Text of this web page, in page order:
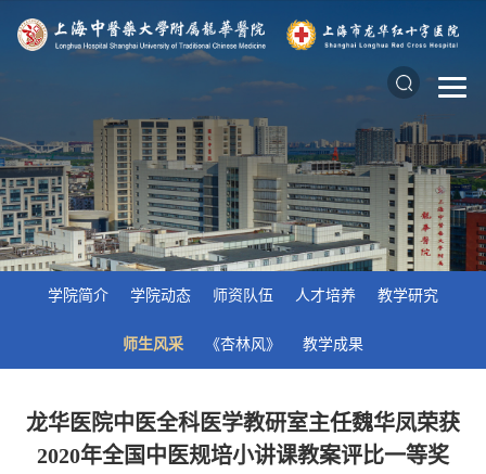
学院简介 学院动态 师资队伍 人才培养 教学研究
师生风采 《杏林风》 教学成果
龙华医院中医全科医学教研室主任魏华凤荣获
2020年全国中医规培小讲课教案评比一等奖